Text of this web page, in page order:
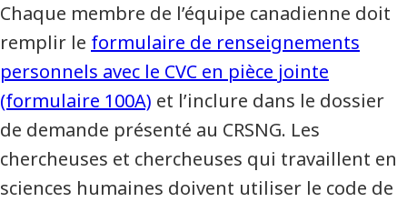
Chaque membre de l’équipe canadienne doit
remplir le formulaire de renseignements
personnels avec le CVC en pièce jointe
(formulaire 100A) et l’inclure dans le dossier
de demande présenté au CRSNG. Les
chercheuses et chercheuses qui travaillent en
sciences humaines doivent utiliser le code de